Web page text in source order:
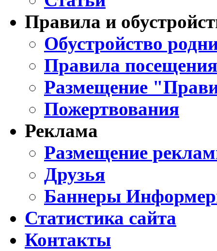
Правила и
Обустройство
Правила
Размещение
Пожертвования
Реклама
Размещение
Друзья
Баннеры
Статистика сайта
Контакты